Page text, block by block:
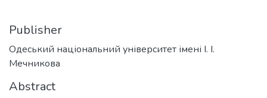
Publisher
Одеський національний університет імені І. І.
Мечникова
Abstract